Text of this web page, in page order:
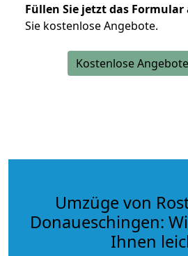
Füllen Sie jetzt das Formular
Sie kostenlose Angebote.
Kostenlose
Umzüge von
Donaueschingen:
Ihnen